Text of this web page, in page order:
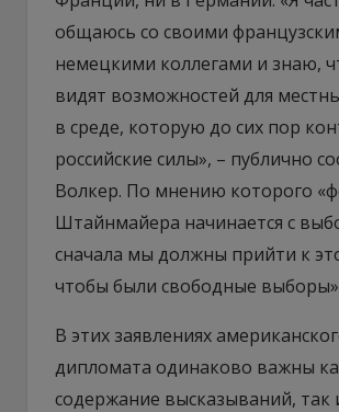
общаюсь со своими
немецкими коллегами и знаю,
видят возможностей для
в среде, которую до сих пор
российские силы», – публично
Волкер. По мнению которого
Штайнмайера начинается с
сначала мы должны прийти к
чтобы были свободные
В этих заявлениях
дипломата одинаково важны
содержание высказываний, так